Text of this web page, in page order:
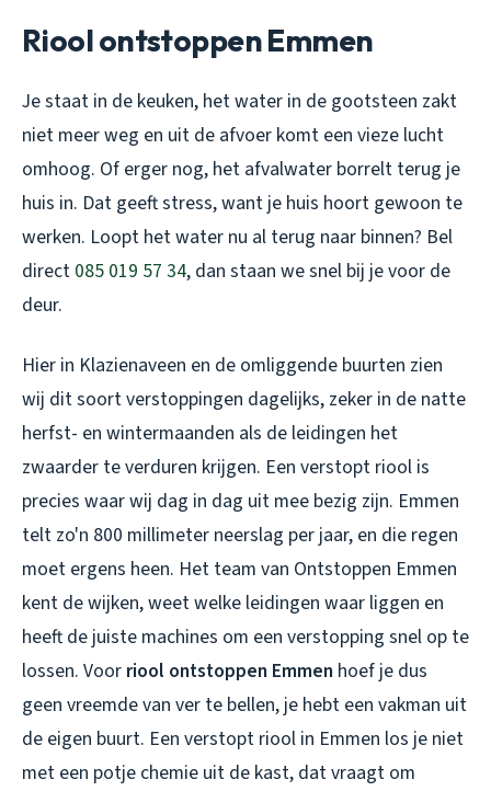
Riool ontstoppen Emmen
Je staat in de keuken, het water in de gootsteen zakt
niet meer weg en uit de afvoer komt een vieze lucht
omhoog. Of erger nog, het afvalwater borrelt terug je
huis in. Dat geeft stress, want je huis hoort gewoon te
werken. Loopt het water nu al terug naar binnen? Bel
direct 085 019 57 34, dan staan we snel bij je voor de
deur.
Hier in Klazienaveen en de omliggende buurten zien
wij dit soort verstoppingen dagelijks, zeker in de natte
herfst- en wintermaanden als de leidingen het
zwaarder te verduren krijgen. Een verstopt riool is
precies waar wij dag in dag uit mee bezig zijn. Emmen
telt zo'n 800 millimeter neerslag per jaar, en die regen
moet ergens heen. Het team van Ontstoppen Emmen
kent de wijken, weet welke leidingen waar liggen en
heeft de juiste machines om een verstopping snel op te
lossen. Voor riool ontstoppen Emmen hoef je dus
geen vreemde van ver te bellen, je hebt een vakman uit
de eigen buurt. Een verstopt riool in Emmen los je niet
met een potje chemie uit de kast, dat vraagt om